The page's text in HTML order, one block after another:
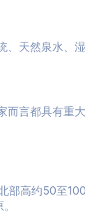
天然泉水、
而言都具有
部高约50至